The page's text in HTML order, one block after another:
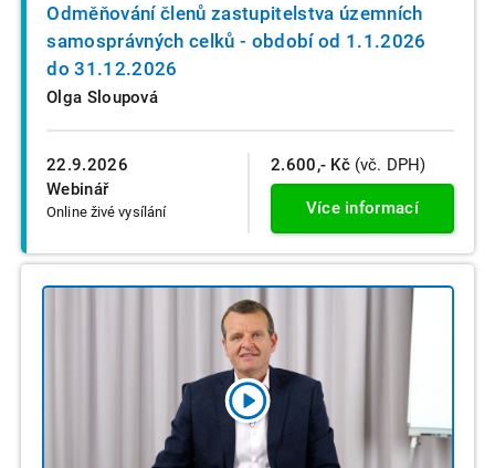
22.9.2026
Webinář
Online živé vysílání
Odměňování členů zastupitelstva územních
samosprávných celků - období od 1.1.2026
do 31.12.2026
Olga Sloupová
2.600,- Kč (vč. DPH)
Více informací